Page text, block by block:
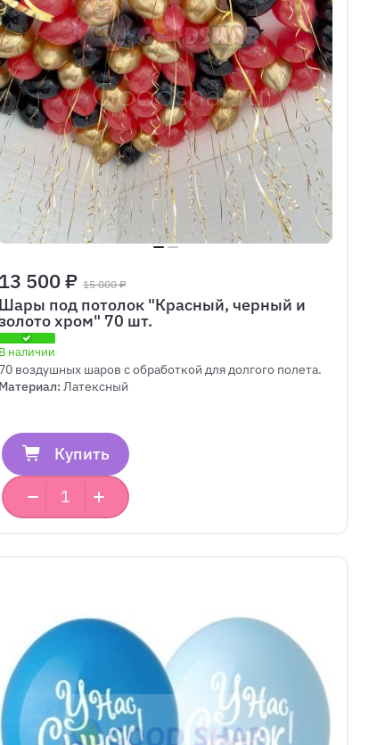
13 500 ₽ 15 000 ₽
Шары под потолок "Красный, черный и
хром" 70 шт.
В наличии
70 воздушных шаров с обработкой для долгого полета.
Материал:Латексный
Купить